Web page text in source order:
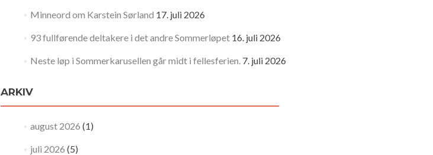
Minneord om Karstein Sørland 17. juli 2026
93 fullførende deltakere i det andre Sommerløpet 16. juli 2026
Neste løp i Sommerkarusellen går midt i fellesferien. 7. juli 2026
ARKIV
august 2026 (1)
juli 2026 (5)